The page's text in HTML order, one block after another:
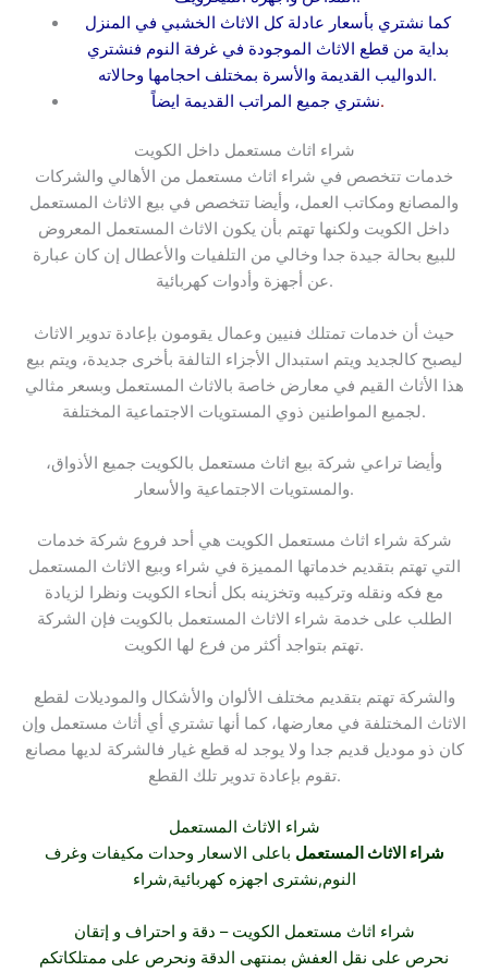
كما نشتري بأسعار عادلة كل الاثاث الخشبي في المنزل
بداية من قطع الاثاث الموجودة في غرفة النوم فنشتري
الدواليب القديمة والأسرة بمختلف احجامها وحالاته.
نشتري جميع المراتب القديمة ايضاً.
شراء اثاث مستعمل داخل الكويت
خدمات تتخصص في شراء اثاث مستعمل من الأهالي والشركات
والمصانع ومكاتب العمل، وأيضا تتخصص في بيع الاثاث المستعمل
داخل الكويت ولكنها تهتم بأن يكون الاثاث المستعمل المعروض
للبيع بحالة جيدة جدا وخالي من التلفيات والأعطال إن كان عبارة
عن أجهزة وأدوات كهربائية.
حيث أن خدمات تمتلك فنيين وعمال يقومون بإعادة تدوير الاثاث
ليصبح كالجديد ويتم استبدال الأجزاء التالفة بأخرى جديدة، ويتم بيع
هذا الأثاث القيم في معارض خاصة بالاثاث المستعمل وبسعر مثالي
لجميع المواطنين ذوي المستويات الاجتماعية المختلفة.
وأيضا تراعي شركة بيع اثاث مستعمل بالكويت جميع الأذواق،
والمستويات الاجتماعية والأسعار.
شركة شراء اثاث مستعمل الكويت هي أحد فروع شركة خدمات
التي تهتم بتقديم خدماتها المميزة في شراء وبيع الاثاث المستعمل
مع فكه ونقله وتركيبه وتخزينه بكل أنحاء الكويت ونظرا لزيادة
الطلب على خدمة شراء الاثاث المستعمل بالكويت فإن الشركة
تهتم بتواجد أكثر من فرع لها الكويت.
والشركة تهتم بتقديم مختلف الألوان والأشكال والموديلات لقطع
الاثاث المختلفة في معارضها، كما أنها تشتري أي أثاث مستعمل وإن
كان ذو موديل قديم جدا ولا يوجد له قطع غيار فالشركة لديها مصانع
تقوم بإعادة تدوير تلك القطع.
شراء الاثاث المستعمل
شراء الاثاث المستعمل باعلى الاسعار وحدات مكيفات وغرف
النوم,نشترى اجهزه كهربائية,شراء
شراء اثاث مستعمل الكويت – دقة و احتراف و إتقان
نحرص على نقل العفش بمنتهى الدقة ونحرص على ممتلكاتكم